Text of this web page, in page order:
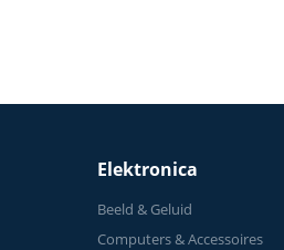
Elektronica
Beeld & Geluid
Computers & Accessoires